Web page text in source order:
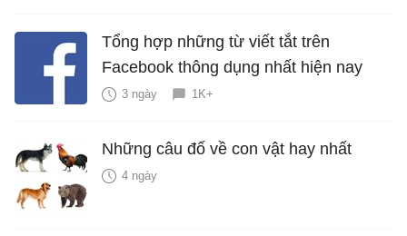
Tổng hợp những từ viết tắt trên
Facebook thông dụng nhất hiện nay
3 ngày 1K+
Những câu đố về con vật hay nhất
4 ngày